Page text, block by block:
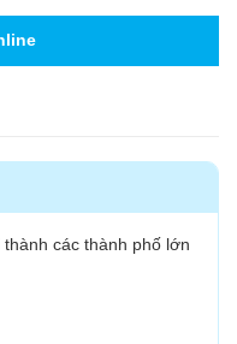
các thành phố lớn